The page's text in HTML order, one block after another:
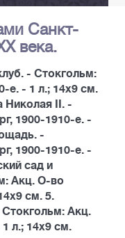
Санкт-
века.
- Стокгольм:
е. - 1 л.; 14x9 см.
Николая II. -
1900-1910-е. -
-
1900-1910-е. -
сад и
Акц. О-во
см. 5.
Стокгольм: Акц.
л.; 14x9 см.